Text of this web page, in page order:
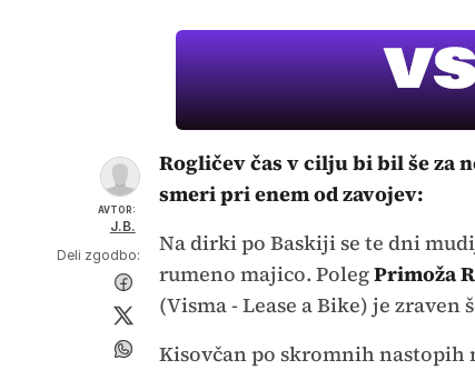
AVTOR:
J.B.
Deli zgodbo:
Rogličev čas v cilju bi bil še za
smeri pri enem od zavojev:
Na dirki po Baskiji se te dni
rumeno majico. PolegPrimoža
(Visma - Lease a Bike) je zraven
Kisovčan po skromnih nastopih